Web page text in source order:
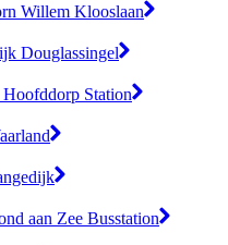
Willem Klooslaan
Douglassingel
Station
aan Zee Busstation